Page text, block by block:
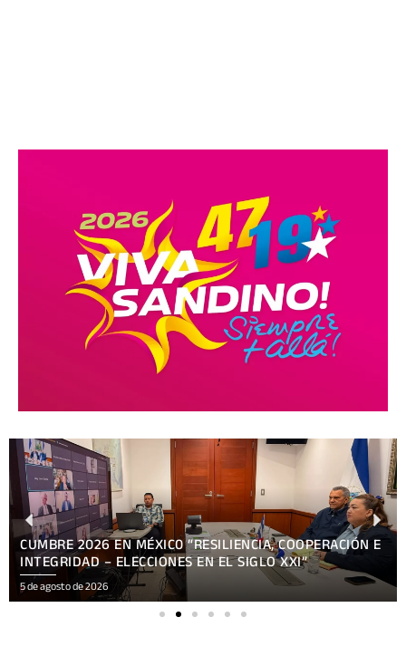
CUMBRE 2026 EN MÉXIC0 “RESILIENCIA, COOPERACIÓN E
INTEGRIDAD – ELECCIONES EN EL SIGLO XXI”
5 de agosto de 2026